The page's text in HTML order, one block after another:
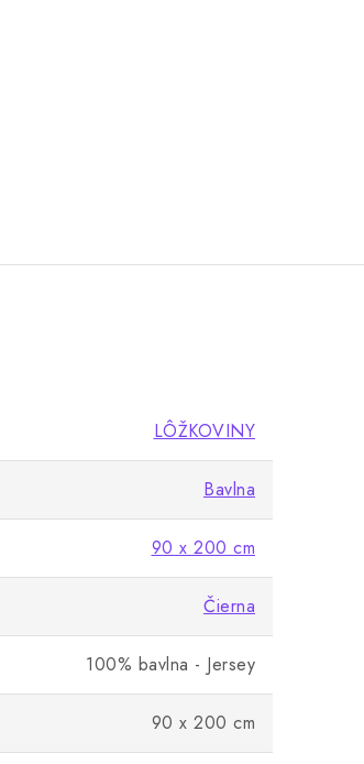
LÔŽKOVINY
Bavlna
90 x 200 cm
Čierna
100% bavlna - Jersey
90 x 200 cm